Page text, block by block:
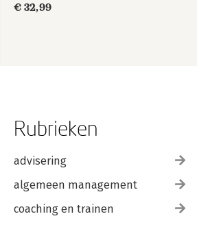
€ 32,99
Rubrieken
advisering
algemeen management
coaching en trainen